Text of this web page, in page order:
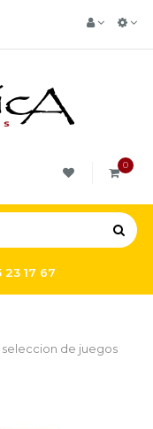
0
23 17 67
seleccion de juegos